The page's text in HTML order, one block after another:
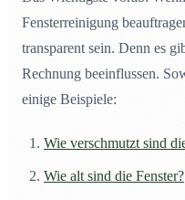
Fensterreinigung
transparent sein. Denn es
Rechnung beeinflussen.
einige Beispiele:
Wie verschmutzt sind
Wie alt sind die Fenster?